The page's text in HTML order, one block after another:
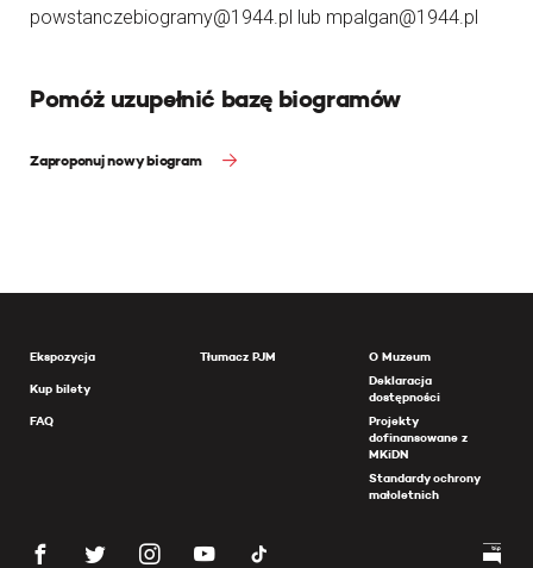
powstanczebiogramy@1944.pl lub mpalgan@1944.pl
Pomóż uzupełnić bazę biogramów
Zaproponuj nowy biogram
Ekspozycja
Kup bilety
FAQ
Tłumacz PJM
O Muzeum
Deklaracja
dostępności
Projekty
dofinansowane z
MKiDN
Standardy ochrony
małoletnich